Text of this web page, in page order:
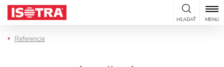
Preskočiť na obsah
HĽADAŤ MENU
Referencie